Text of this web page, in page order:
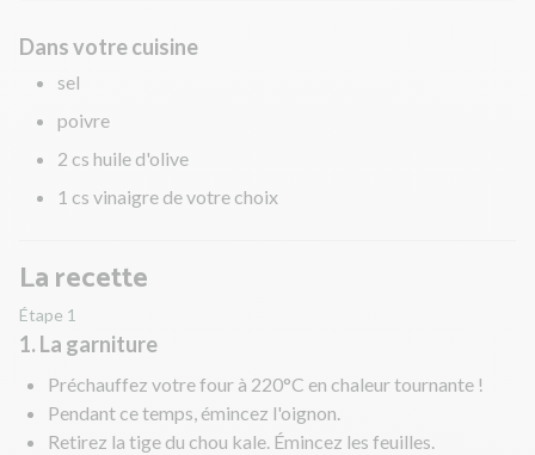
Dans votre cuisine
sel
poivre
2 cs huile d'olive
1 cs vinaigre de votre choix
La recette
Étape 1
1. La garniture
Préchauffez votre four à 220°C en chaleur tournante !
Pendant ce temps, émincez l'oignon.
Retirez la tige du chou kale. Émincez les feuilles.